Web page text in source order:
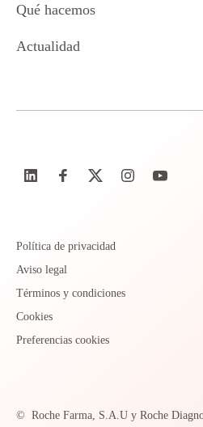
Qué hacemos
Actualidad
Política de privacidad
Aviso legal
Términos y condiciones
Cookies
Preferencias cookies
© Roche Farma, S.A.U y Roche